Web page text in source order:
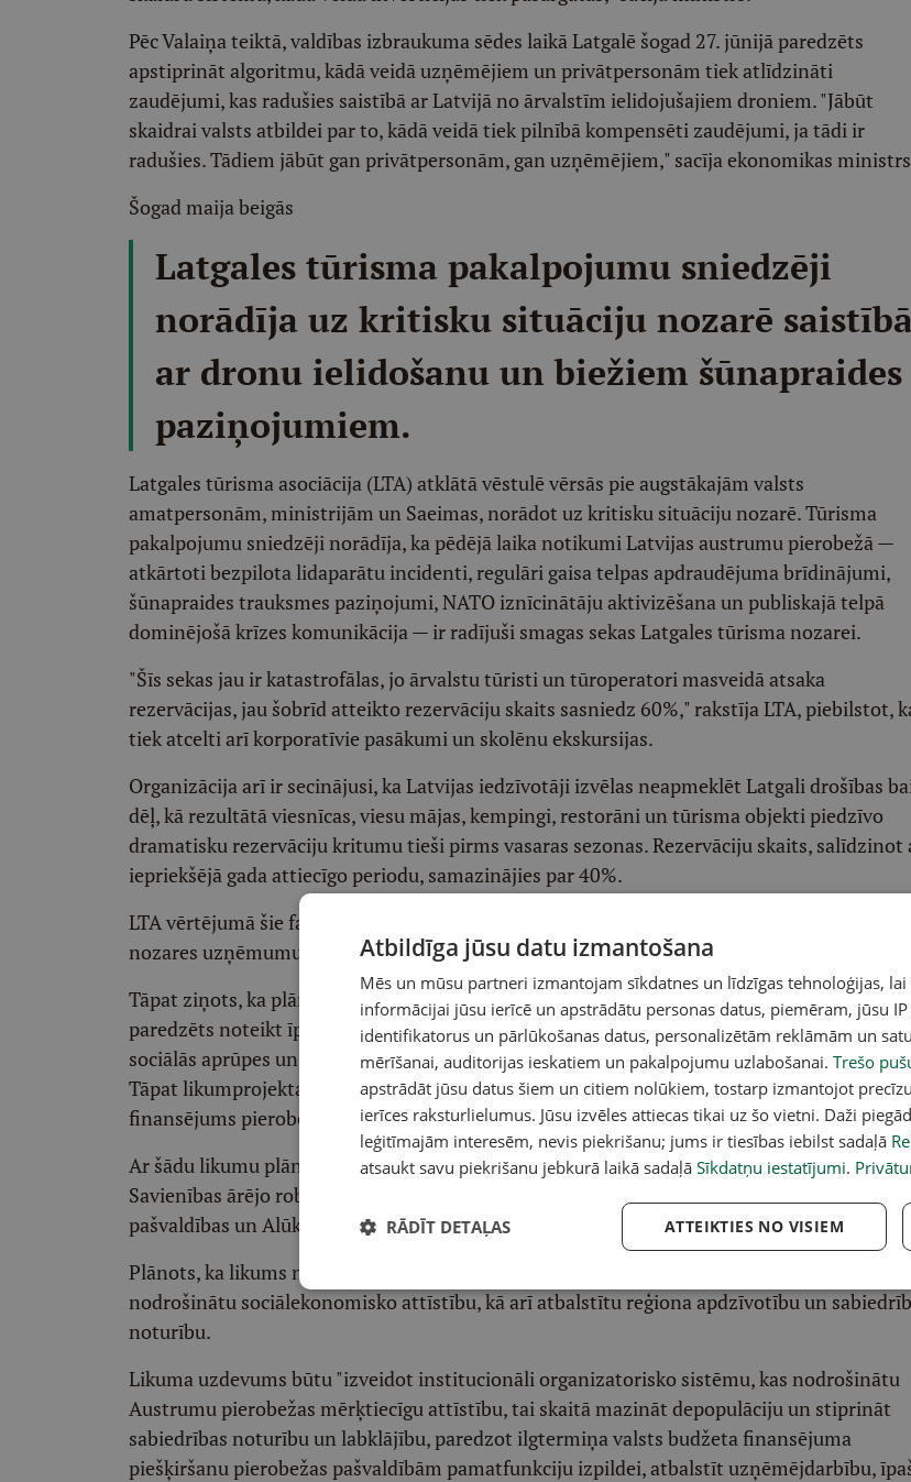
Pēc Valaiņa teiktā, valdības izbraukuma sēdes laikā Latgalē šogad 27. jūnijā paredzēts
apstiprināt algoritmu, kādā veidā uzņēmējiem un privātpersonām tiek atlīdzināti
zaudējumi, kas radušies saistībā ar Latvijā no ārvalstīm ielidojušajiem droniem. "Jābūt
skaidrai valsts atbildei par to, kādā veidā tiek pilnībā kompensēti zaudējumi, ja tādi ir
radušies. Tādiem jābūt gan privātpersonām, gan uzņēmējiem," sacīja ekonomikas
Šogad maija beigās
Latgales tūrisma pakalpojumu sniedzēji
norādīja uz kritisku situāciju nozarē
ar dronu ielidošanu un biežiem šūnapraides
paziņojumiem.
Latgales tūrisma asociācija (LTA) atklātā vēstulē vērsās pie augstākajām valsts
amatpersonām, ministrijām un Saeimas, norādot uz kritisku situāciju nozarē. Tūrisma
pakalpojumu sniedzēji norādīja, ka pēdējā laika notikumi Latvijas austrumu pierobežā —
atkārtoti bezpilota lidaparātu incidenti, regulāri gaisa telpas apdraudējuma brīdinājumi,
šūnapraides trauksmes paziņojumi, NATO iznīcinātāju aktivizēšana un publiskajā telpā
dominējošā krīzes komunikācija — ir radījuši smagas sekas Latgales tūrisma nozarei.
"Šīs sekas jau ir katastrofālas, jo ārvalstu tūristi un tūroperatori masveidā atsaka
rezervācijas, jau šobrīd atteikto rezervāciju skaits sasniedz 60%," rakstīja LTA, piebilstot,
tiek atcelti arī korporatīvie pasākumi un skolēnu ekskursijas.
Organizācija arī ir secinājusi, ka Latvijas iedzīvotāji izvēlas neapmeklēt Latgali drošības
dēļ, kā rezultātā viesnīcas, viesu mājas, kempingi, restorāni un tūrisma objekti piedzīvo
dramatisku rezervāciju kritumu tieši pirms vasaras sezonas. Rezervāciju skaits, salīdzinot
iepriekšējā gada attiecīgo periodu, samazinājies par 40%.
LTA vērtējumā šie faktori rada priekšnoteikumus Latgales reģiona tūrisma un viesmīlības
nozares uzņēmumu bankrotam vai darbības apturēšanai un darbinieku atlaišanai.
Tāpat ziņots, ka plānots pieņemt Austrumu pierobežas teritorijas attīstības likumu, kurā
paredzēts noteikt īpašu valsts atbalsta politiku uzņēmējdarbības un investīciju piesaistē,
sociālās aprūpes un veselības pakalpojumu pieejamībā, civilajā aizsardzībā un citās jomās.
Tāpat likumprojekta autori iecerējuši tajā noteikt, ka valstij ilgtermiņā jāpiešķir budžeta
finansējums pierobežas pašvaldībām pamatfunkciju izpildei.
Ar šādu likumu plānots definēt, ka Austrumu pierobeža ir Latvijas teritorija gar Eiropas
Savienības ārējo robežu ar Krieviju un Baltkrieviju, kas ietver Latgales plānošanas reģiona
pašvaldības un Alūksnes novadu.
Plānots, ka likums noteiktu pierobežas īpašu tiesisko statusu, lai stiprinātu valsts drošību,
nodrošinātu sociālekonomisko attīstību, kā arī atbalstītu reģiona apdzīvotību un
noturību.
Likuma uzdevums būtu "izveidot institucionāli organizatorisko sistēmu, kas nodrošinātu
Austrumu pierobežas mērķtiecīgu attīstību, tai skaitā mazināt depopulāciju un stiprināt
sabiedrības noturību un labklājību, paredzot ilgtermiņa valsts budžeta finansējuma
piešķiršanu pierobežas pašvaldībām pamatfunkciju izpildei, atbalstīt uzņēmējdarbību,
Atbildīga jūsu datu izmantošana
Mēs un mūsu partneri izmantojam sīkdatnes un līdzīgas tehnoloģijas,
informācijai jūsu ierīcē un apstrādātu personas datus, piemēram, jūsu
identifikatorus un pārlūkošanas datus, personalizētām reklāmām un
mērīšanai, auditorijas ieskatiem un pakalpojumu uzlabošanai. Trešo
apstrādāt jūsu datus šiem un citiem nolūkiem, tostarp izmantojot
ierīces raksturlielumus. Jūsu izvēles attiecas tikai uz šo vietni. Daži
leģitīmajām interesēm, nevis piekrišanu; jums ir tiesības iebilst sadaļā
atsaukt savu piekrišanu jebkurā laikā sadaļā Sīkdatņu iestatījumi.
ATTEIKTIES NO VISIEM
RĀDĪT DETAĻAS